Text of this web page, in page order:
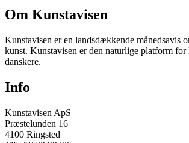
Om Kunstavisen
Kunstavisen er en landsdækkende månedsavis
kunst. Kunstavisen er den naturlige platform for
danskere.
Info
Kunstavisen ApS
Præstelunden 16
4100 Ringsted